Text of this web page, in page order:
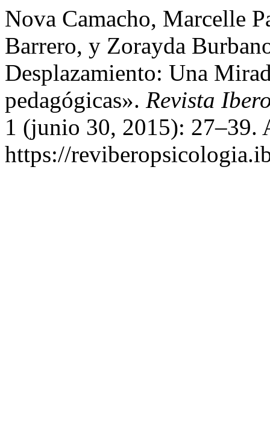
Nova Camacho, Marcelle
Barrero, y Zorayda
Desplazamiento: Una
pedagógicas». Revista
1 (junio 30, 2015): 27–39.
https://